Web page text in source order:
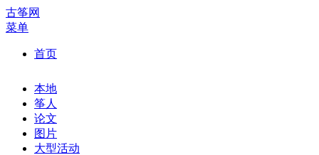
古筝网
菜单
首页
本地
筝人
论文
图片
大型活动